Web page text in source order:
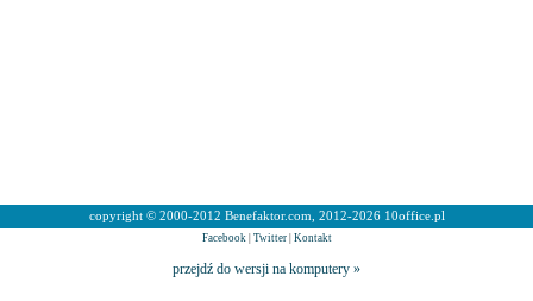
copyright © 2000-2012 Benefaktor.com, 2012-2026 10office.pl
Facebook| Twitter| Kontakt
przejdź do wersji na komputery »